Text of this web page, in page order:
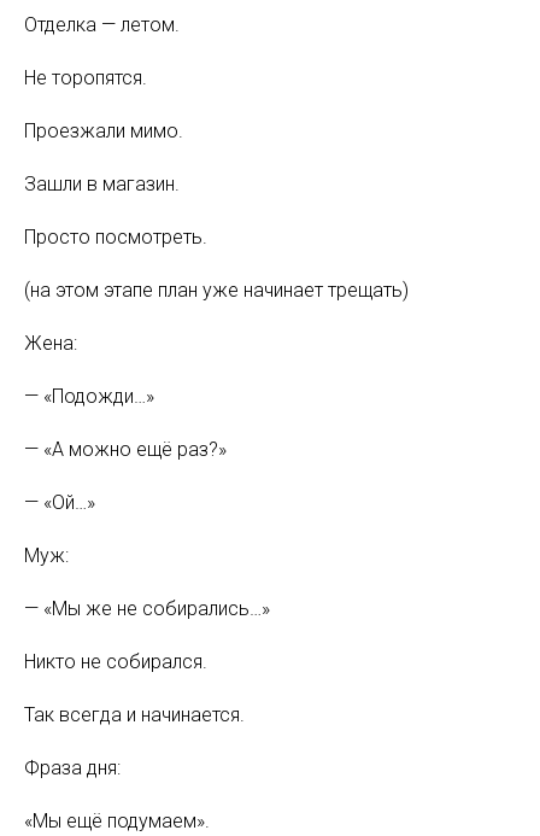
Отделка — летом.
Не торопятся.
Проезжали мимо.
Зашли в магазин.
Просто посмотреть.
(на этом этапе план уже начинает трещать)
Жена:
— «Подожди…»
— «А можно ещё раз?»
— «Ой…»
Муж:
— «Мы же не собирались…»
Никто не собирался.
Так всегда и начинается.
Фраза дня:
«Мы ещё подумаем».